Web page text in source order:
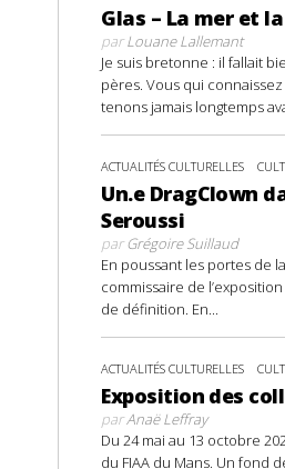
Glas – La mer et
parLouane Lallemant
Je suis bretonne : il fallait
pères. Vous qui
tenons jamais longtemps
ACTUALITÉS CULTURELLES
Un.e DragClown
Seroussi
parGrégoire Suillaud
En poussant les portes de
commissaire de
de définition. En...
ACTUALITÉS CULTURELLES
Exposition des
parAnaë Leffray
Du 24 mai au 13 octobre
du FIAA du Mans. Un fond